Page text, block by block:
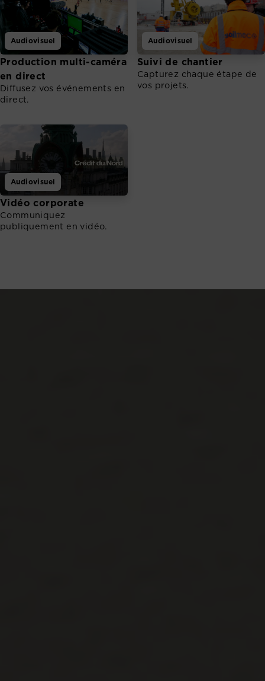
Audiovisuel
Production multi-caméra
en direct
Diffusez vos événements en
direct.
Audiovisuel
Suivi de chantier
Capturez chaque étape de
vos projets.
Audiovisuel
Vidéo corporate
Communiquez
publiquement en vidéo.